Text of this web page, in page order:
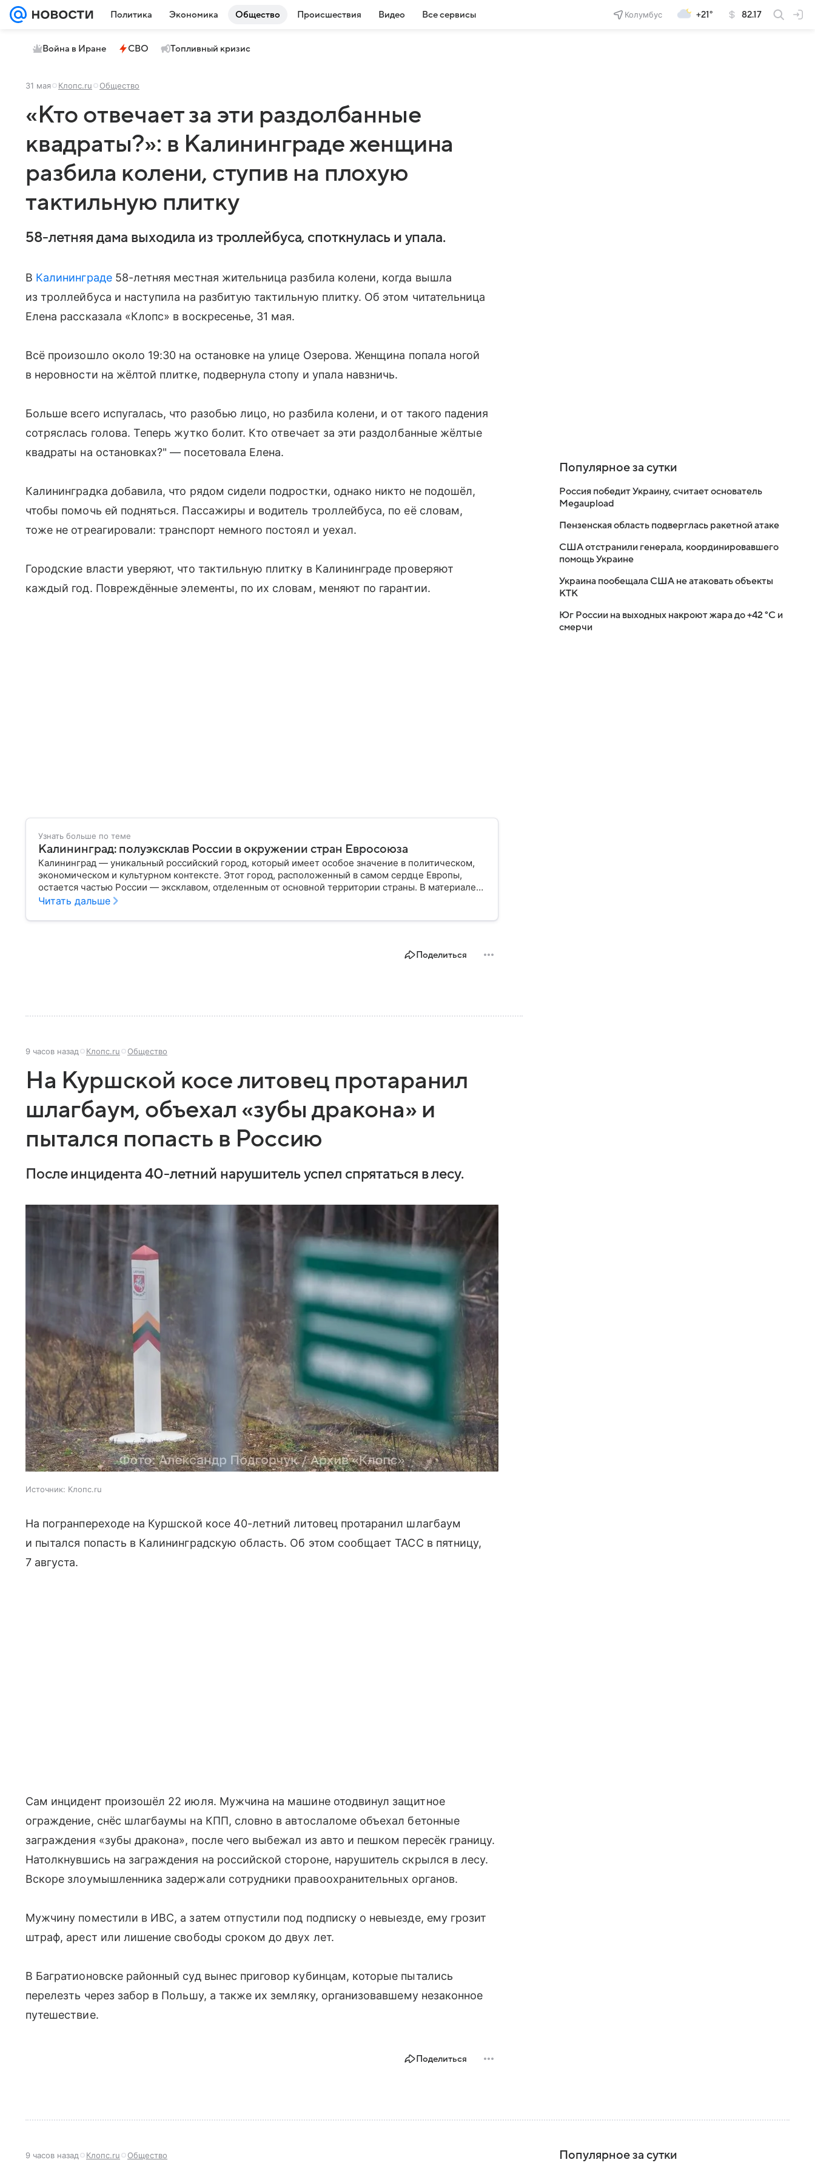
Политика Экономика Общество Происшествия Видео Все сервисы Колумбус +21° 82.17
Война в Иране СВО Топливный кризис
31 мая Клопс.ru Общество
«Кто отвечает за эти раздолбанные
квадраты?»: в Калининграде женщина
разбила колени, ступив на плохую
тактильную плитку
58-летняя дама выходила из троллейбуса, споткнулась и упала.
В Калининграде58-летняя местная жительница разбила колени, когда вышла
из троллейбуса и наступила на разбитую тактильную плитку. Об этом читательница
Елена рассказала «Клопс» в воскресенье, 31 мая.
Всё произошло около 19:30 на остановке на улице Озерова. Женщина попала ногой
в неровности на жёлтой плитке, подвернула стопу и упала навзничь.
Больше всего испугалась, что разобью лицо, но разбила колени, и от такого падения
сотряслась голова. Теперь жутко болит. Кто отвечает за эти раздолбанные жёлтые
квадраты на остановках?" — посетовала Елена.
Калининградка добавила, что рядом сидели подростки, однако никто не подошёл,
чтобы помочь ей подняться. Пассажиры и водитель троллейбуса, по её словам,
тоже не отреагировали: транспорт немного постоял и уехал.
Городские власти уверяют, что тактильную плитку в Калининграде проверяют
каждый год. Повреждённые элементы, по их словам, меняют по гарантии.
Узнать больше по теме
Калининград: полуэксклав России в окружении стран Евросоюза
Калининград — уникальный российский город, который имеет особое значение в политическом,
экономическом и культурном контексте. Этот город, расположенный в самом сердце Европы,
остается частью России — эксклавом, отделенным от основной территории страны. В материале
— главное об этом населенном пункте.
Читать дальше
Поделиться
9 часов назад Клопс.ru Общество
На Куршской косе литовец протаранил
шлагбаум, объехал «зубы дракона» и
пытался попасть в Россию
После инцидента 40-летний нарушитель успел спрятаться в лесу.
Источник: Клопс.ru
На погранпереходе на Куршской косе 40-летний литовец протаранил шлагбаум
и пытался попасть в Калининградскую область. Об этом сообщает ТАСС в пятницу,
7 августа.
Сам инцидент произошёл 22 июля. Мужчина на машине отодвинул защитное
ограждение, снёс шлагбаумы на КПП, словно в автослаломе объехал бетонные
заграждения «зубы дракона», после чего выбежал из авто и пешком пересёк границу.
Натолкнувшись на заграждения на российской стороне, нарушитель скрылся в лесу.
Вскоре злоумышленника задержали сотрудники правоохранительных органов.
Мужчину поместили в ИВС, а затем отпустили под подписку о невыезде, ему грозит
штраф, арест или лишение свободы сроком до двух лет.
В Багратионовске районный суд вынес приговор кубинцам, которые пытались
перелезть через забор в Польшу, а также их земляку, организовавшему незаконное
путешествие.
Поделиться
Популярное за сутки
Россия победит Украину, считает основатель
Megaupload
Пензенская область подверглась ракетной атаке
США отстранили генерала, координировавшего
помощь Украине
Украина пообещала США не атаковать объекты
КТК
Юг России на выходных накроют жара до +42 °C и
смерчи
9 часов назад Клопс.ru Общество Популярное за сутки